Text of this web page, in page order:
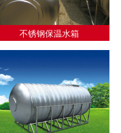
不锈钢保温水箱